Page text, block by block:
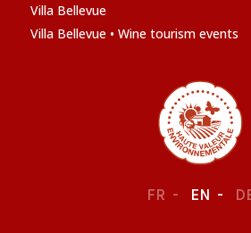
Villa Bellevue
Villa Bellevue • Wine tourism events
FR EN